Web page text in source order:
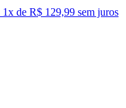
1x de R$ 129,99 sem juros